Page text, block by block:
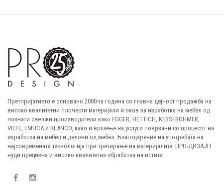
Претпријатието е основано 2000-та година со главна дејност продажба на
високо квалитетни плочести материјали и оков за изработка на мебел од
познати светски производители како EGGER, HETTICH, KESSEBOHMER,
VIEFE, EMUCA и BLANCO, како и вршење на услуги поврзани со процесот на
изработка на мебел и делови од мебел. Благодарение на употребата на
најсовремената технологија при третирање на материјалите, ПРО-ДИЗАЈН
нуди прецизна и високо квалитетна обработка на истите.